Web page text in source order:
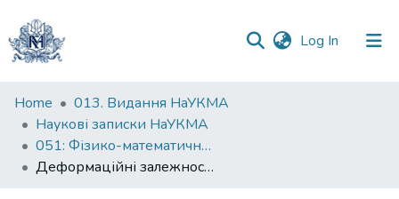
Log In (current)
Communities
&
Collections
All of DSpace
Home
013. Видання НаУКМА
Наукові записки НаУКМА
051: Фізико-математичні науки
Деформаційні залежності магнітоопору ниткоподібних кристалів кремнію в області фазового переходу метал-діелектрик